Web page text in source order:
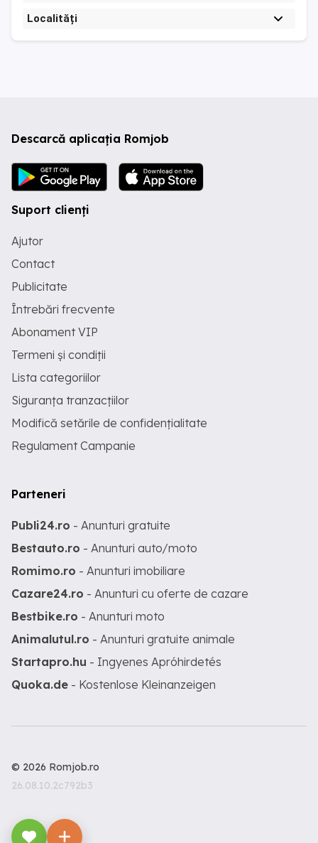
Localități
Descarcă aplicația Romjob
Suport clienți
Ajutor
Contact
Publicitate
Întrebări frecvente
Abonament VIP
Termeni și condiții
Lista categoriilor
Siguranța tranzacțiilor
Modifică setările de confidențialitate
Regulament Campanie
Parteneri
Publi24.ro - Anunturi gratuite
Bestauto.ro - Anunturi auto/moto
Romimo.ro - Anunturi imobiliare
Cazare24.ro - Anunturi cu oferte de cazare
Bestbike.ro - Anunturi moto
Animalutul.ro - Anunturi gratuite animale
Startapro.hu - Ingyenes Apróhirdetés
Quoka.de - Kostenlose Kleinanzeigen
© 2026 Romjob.ro
26.08.10.2c792b3